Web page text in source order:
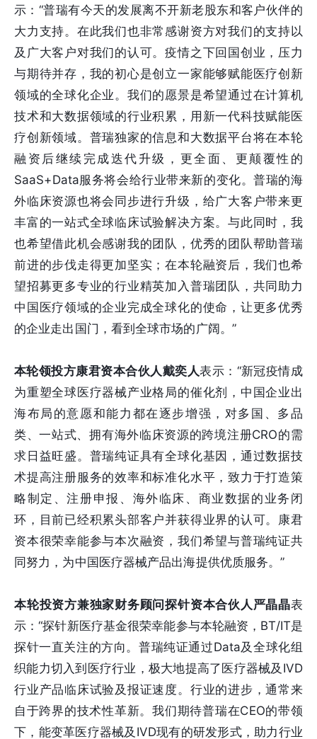
示：“普瑞有今天的发展离不开新老股东和客户伙伴的
大力支持。在此我们也非常感谢资方对我们的支持以
及广大客户对我们的认可。疫情之下回国创业，压力
与期待并存，我的初心是创立一家能够赋能医疗创新
领域的全球化企业。我们的愿景是希望通过在计算机
技术和大数据领域的行业积累，用新一代科技赋能医
疗创新领域。普瑞独家的信息和大数据平台将在本轮
融资后继续完成迭代升级，更全面、更颠覆性的
SaaS+Data服务将会给行业带来新的变化。普瑞的海
外临床资源也将会同步进行升级，给广大客户带来更
丰富的一站式全球临床试验解决方案。与此同时，我
也希望借此机会感谢我的团队，优秀的团队帮助普瑞
前进的步伐走得更加坚实；在本轮融资后，我们也希
望招募更多专业的行业精英加入普瑞团队，共同助力
中国医疗领域的企业完成全球化的使命，让更多优秀
的企业走出国门，看到全球市场的广阔。”
本轮领投方康君资本合伙人戴奕人表示：“新冠疫情成
为重塑全球医疗器械产业格局的催化剂，中国企业出
海布局的意愿和能力都在逐步增强，对多国、多品
类、一站式、拥有海外临床资源的跨境注册CRO的需
求日益旺盛。普瑞纯证具有全球化基因，通过数据技
术提高注册服务的效率和标准化水平，致力于打造策
略制定、注册申报、海外临床、商业数据的业务闭
环，目前已经积累头部客户并获得业界的认可。康君
资本很荣幸能参与本次融资，我们希望与普瑞纯证共
同努力，为中国医疗器械产品出海提供优质服务。”
本轮投资方兼独家财务顾问探针资本合伙人严晶晶表
示：“探针新医疗基金很荣幸能参与本轮融资，BT/IT是
探针一直关注的方向。普瑞纯证通过Data及全球化组
织能力切入到医疗行业，极大地提高了医疗器械及IVD
行业产品临床试验及报证速度。行业的进步，通常来
自于跨界的技术性革新。我们期待普瑞在CEO的带领
下，能变革医疗器械及IVD现有的研发形式，助力行业